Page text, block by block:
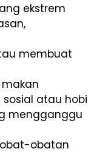
ekstrem
membuat
sosial atau hobi
mengganggu
obatan